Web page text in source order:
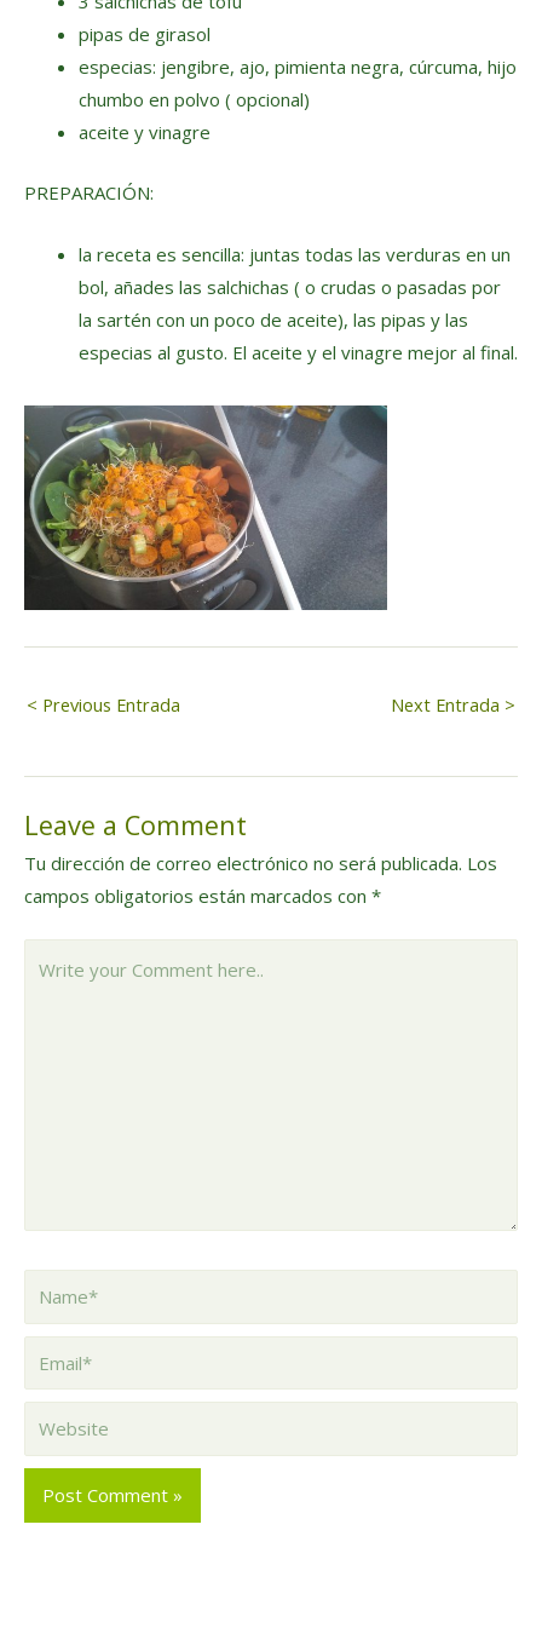
pipas de girasol
especias: jengibre, ajo, pimienta negra, cúrcuma, hijo
chumbo en polvo ( opcional)
aceite y vinagre
PREPARACIÓN:
la receta es sencilla: juntas todas las verduras en un
bol, añades las salchichas ( o crudas o pasadas por
la sartén con un poco de aceite), las pipas y las
especias al gusto. El aceite y el vinagre mejor al final.
Navegación
de
entradas
< Previous Entrada Next Entrada >
Leave a Comment
Tu dirección de correo electrónico no será publicada. Los
campos obligatorios están marcados con *
Website